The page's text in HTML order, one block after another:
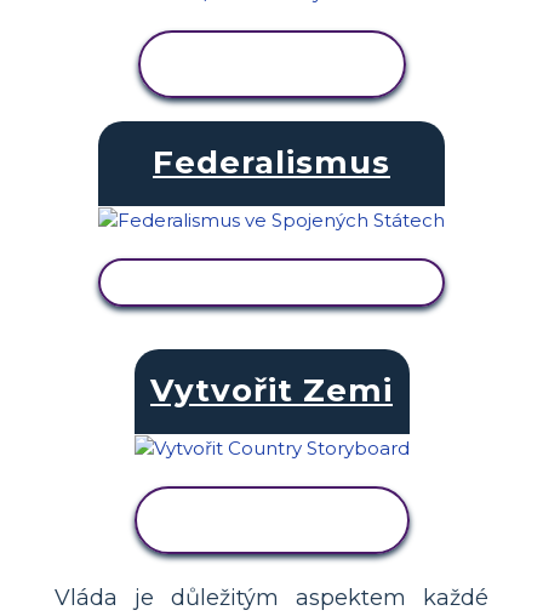
Federalismus
Vytvořit Zemi
Vláda je důležitým aspektem každé